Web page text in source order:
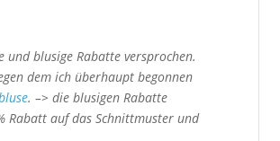
und blusige Rabatte versprochen.
dem ich überhaupt begonnen
. –> die blusigen Rabatte
Rabatt auf das Schnittmuster und